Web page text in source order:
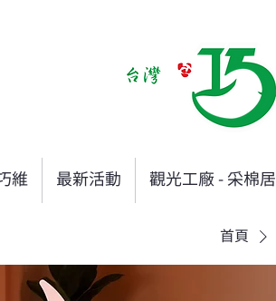
維 最新活動 觀光工廠 - 采棉居
首頁